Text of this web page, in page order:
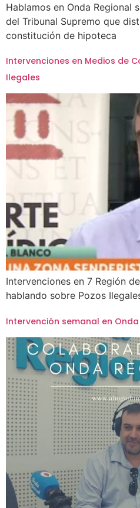
Hablamos en Onda Regional
del Tribunal Supremo que
constitución de hipoteca
Intervenciones en Medios de
Ilegales
Intervenciones en 7 Región
hablando sobre Pozos
Intervención semanal en